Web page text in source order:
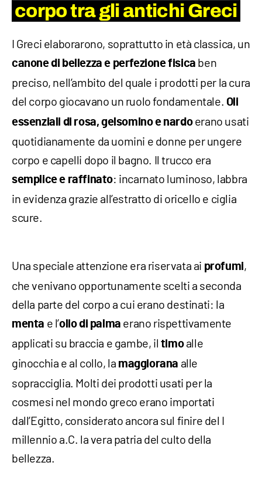
corpo tra gli antichi Greci
I Greci elaborarono, soprattutto in età classica, un
canone di bellezza e perfezione fisica ben
preciso, nell’ambito del quale i prodotti per la cura
del corpo giocavano un ruolo fondamentale. Oli
essenziali di rosa, gelsomino e nardoerano usati
quotidianamente da uomini e donne per ungere
corpo e capelli dopo il bagno. Il trucco era
semplice e raffinato: incarnato luminoso, labbra
in evidenza grazie all’estratto di oricello e ciglia
scure.
Una speciale attenzione era riservata ai profumi,
che venivano opportunamente scelti a seconda
della parte del corpo a cui erano destinati: la
menta e l’olio di palma erano rispettivamente
applicati su braccia e gambe, il timoalle
ginocchia e al collo, la maggiorana alle
sopracciglia. Molti dei prodotti usati per la
cosmesi nel mondo greco erano importati
dall’Egitto, considerato ancora sul finire del I
millennio a.C. la vera patria del culto della
bellezza.